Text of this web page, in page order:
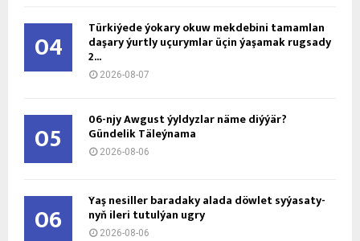
04 Türkiýede ýokary okuw mekdebini tamamlan
daşary ýurtly uçurymlar üçin ýaşamak rugsady
2...
2026-08-07
05 06-njy Awgust ýyldyzlar näme diýýär?
Gündelik Täleýnama
2026-08-06
06 Ýaş ne­sil­ler ba­ra­da­ky ala­da döw­let sy­ýa­sa­ty­
nyň ile­ri tu­tul­ýan ug­ry
2026-08-06